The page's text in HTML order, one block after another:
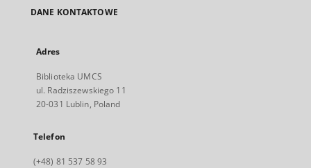
DANE KONTAKTOWE
Adres
Biblioteka UMCS
ul. Radziszewskiego 11
20-031 Lublin, Poland
Telefon
(+48) 81 537 58 93